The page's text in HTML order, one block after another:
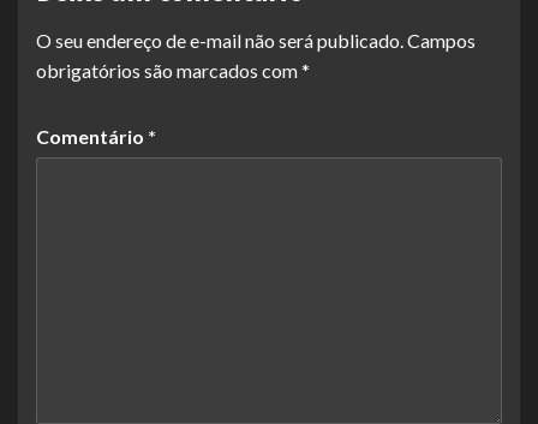
O seu endereço de e-mail não será publicado.Campos
obrigatórios são marcados com*
Comentário *